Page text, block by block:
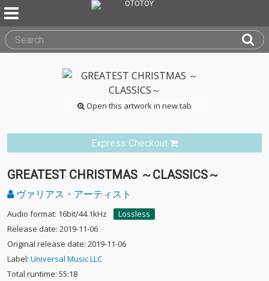
Open this artwork in new tab
Express Checkout
GREATEST CHRISTMAS ～CLASSICS～
ヴァリアス・アーティスト
Audio format: 16bit/44.1kHz
Lossless
Release date: 2019-11-06
Original release date: 2019-11-06
Label: Universal Music LLC
Total runtime: 55:18